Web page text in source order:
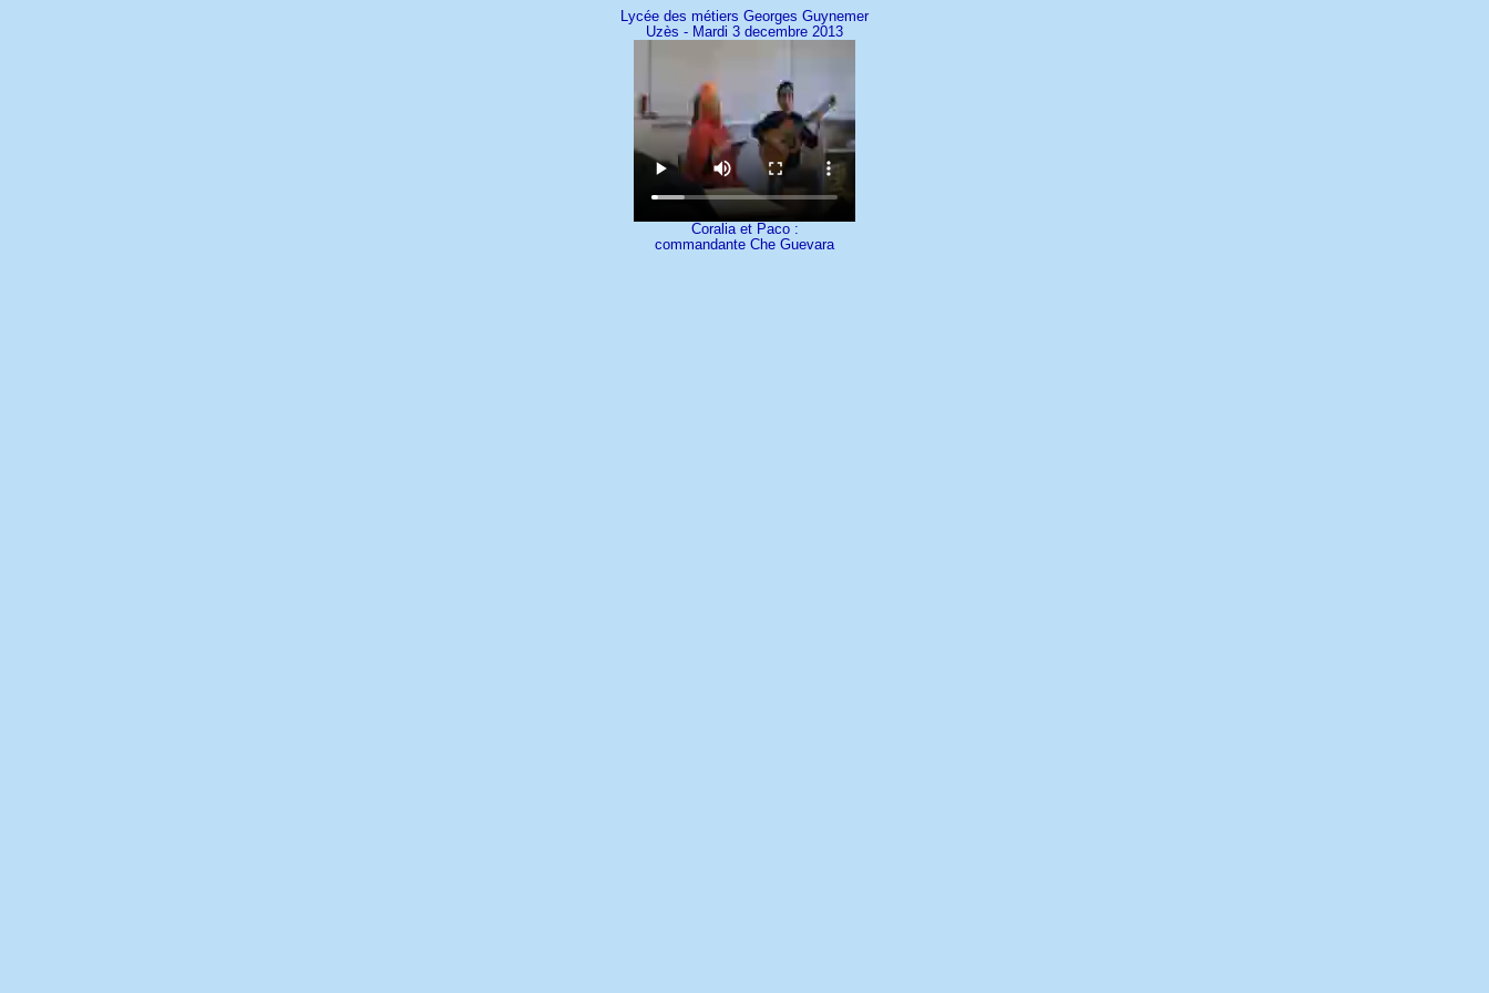
Lycée des métiers Georges Guynemer
Uzès - Mardi 3 decembre 2013
Coralia et Paco :
commandante Che Guevara